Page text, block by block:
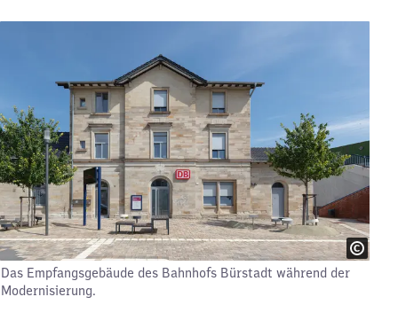
Das Empfangsgebäude des Bahnhofs Bürstadt während der
Modernisierung.